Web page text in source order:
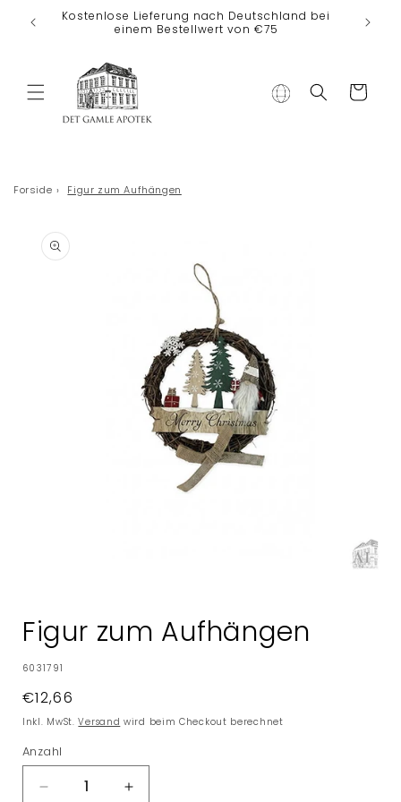
Direkt zum
Inhalt
Kostenlose Lieferung nach Deutschland bei
einem Bestellwert von €75
Warenkorb
Forside › Figur zum Aufhängen
Modal
öffnen
Figur zum Aufhängen
SKU:
6031791
Normaler
Preis
€12,66
Inkl. MwSt.Versand wird beim Checkout berechnet
Anzahl
Verringere
Erhöhe